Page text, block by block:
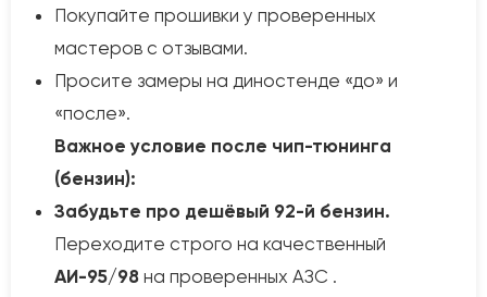
Покупайте прошивки у проверенных
мастеров с отзывами.
Просите замеры на диностенде «до» и
«после».
Важное условие после чип-тюнинга
(бензин):
Забудьте про дешёвый 92-й бензин.
Переходите строго на качественный
АИ-95/98 на проверенных АЗС .